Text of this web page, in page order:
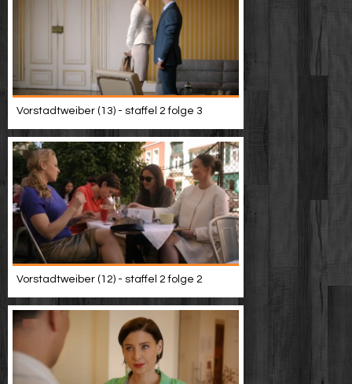
Vorstadtweiber (13) - staffel 2 folge 3
Vorstadtweiber (12) - staffel 2 folge 2